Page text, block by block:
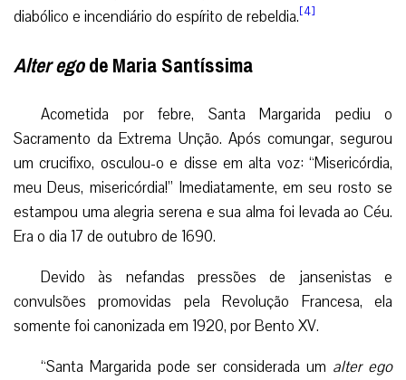
diabólico e incendiário do espírito de rebeldia.[4]
Alter egode Maria Santíssima
Acometida por febre, Santa Margarida pediu o
Sacramento da Extrema Unção. Após comungar, segurou
um crucifixo, osculou-o e disse em alta voz: “Misericórdia,
meu Deus, misericórdia!” Imediatamente, em seu rosto se
estampou uma alegria serena e sua alma foi levada ao Céu.
Era o dia 17 de outubro de 1690.
Devido às nefandas pressões de jansenistas e
convulsões promovidas pela Revolução Francesa, ela
somente foi canonizada em 1920, por Bento XV.
“Santa Margarida pode ser considerada um alter ego